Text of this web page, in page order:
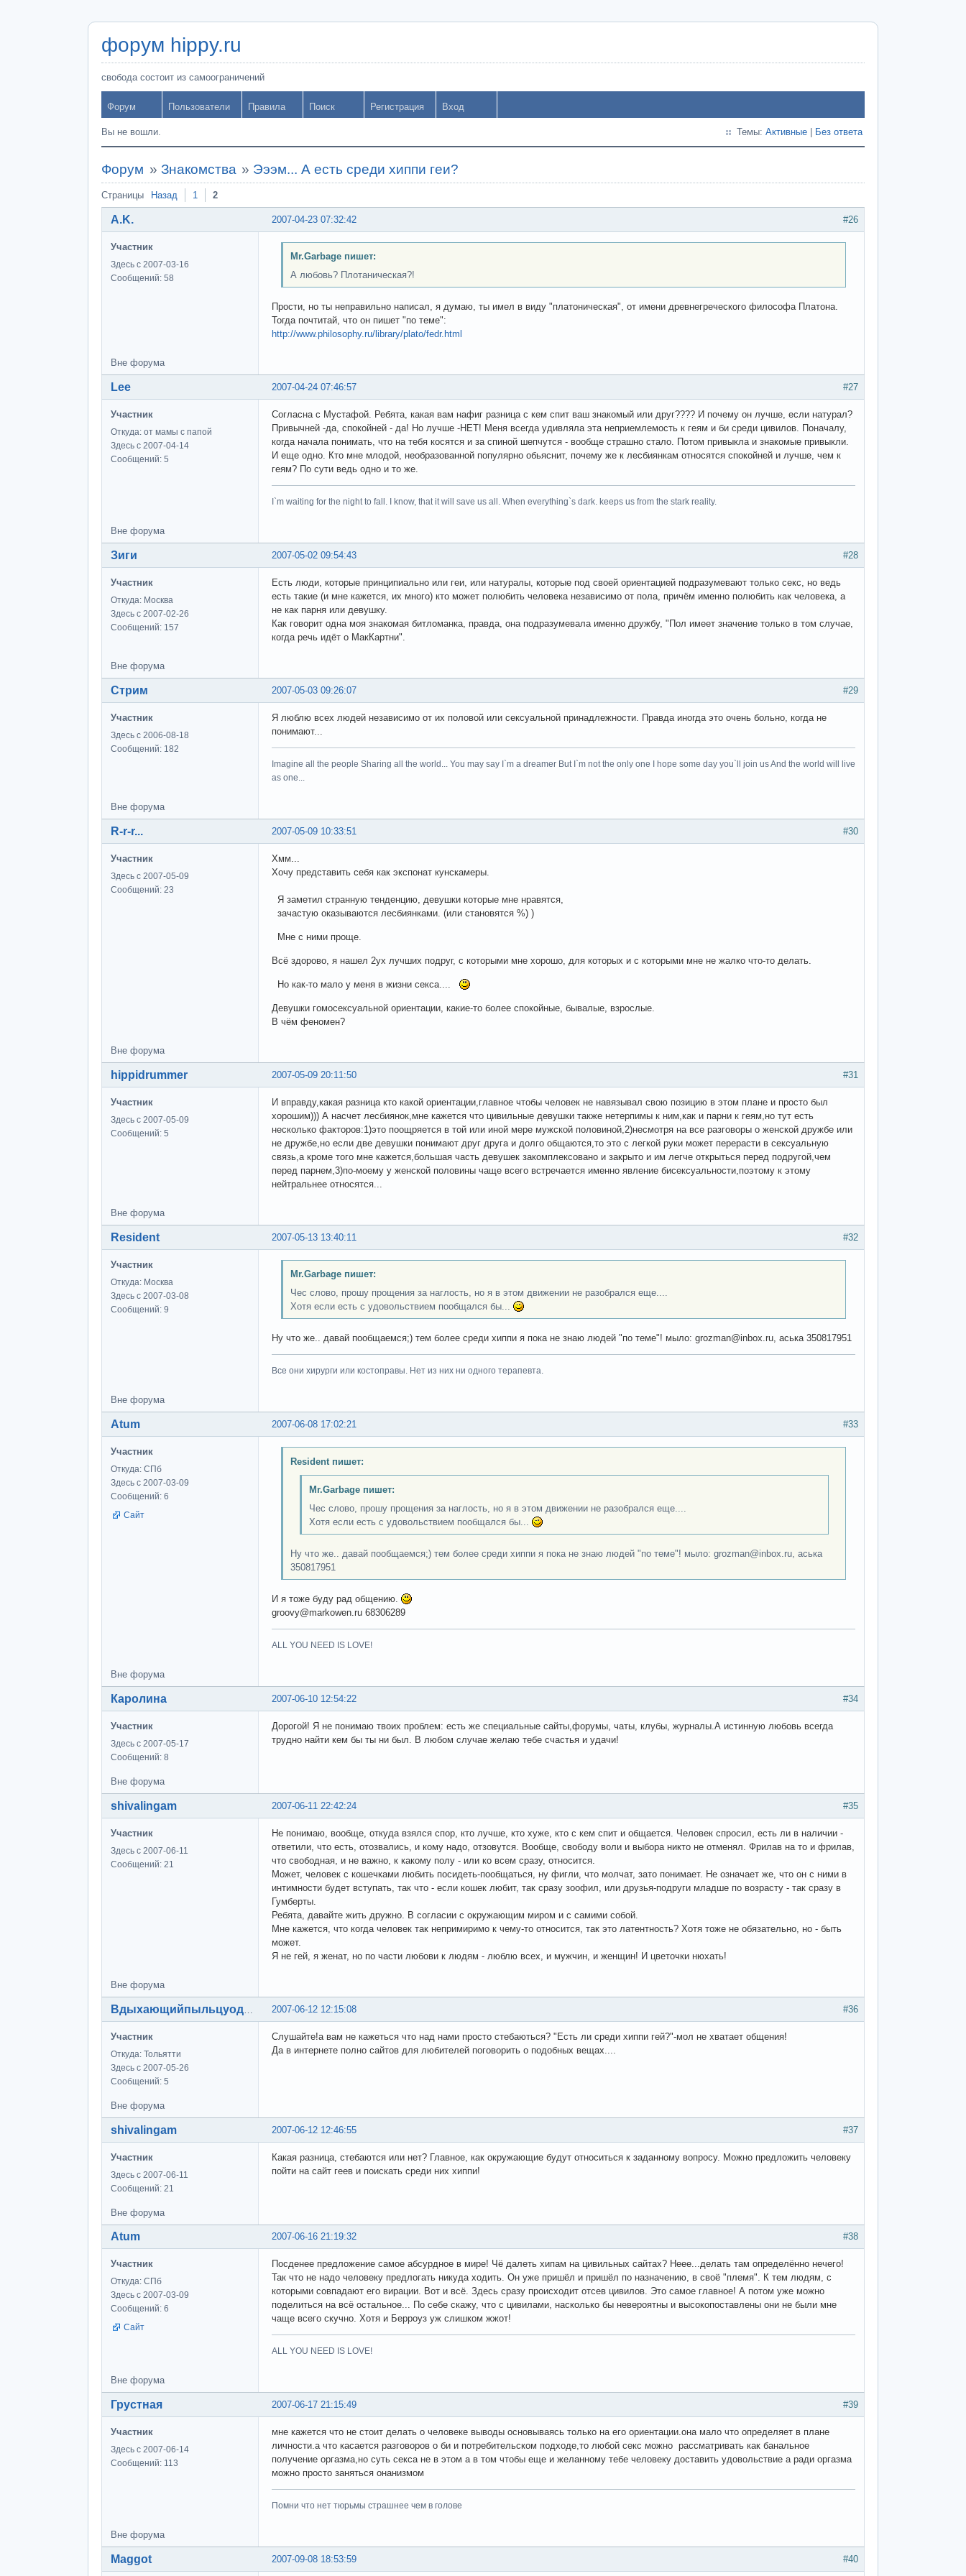
форум hippy.ru
свобода состоит из самоограничений
Форум Пользователи Правила Поиск Регистрация Вход
Вы не вошли. Темы: Активные Без ответа
Форум » Знакомства » Эээм... А есть среди хиппи геи?
Страницы Назад 1 2
#26
2007-04-23 07:32:42
A.K.
Участник
Здесь с 2007-03-16
Сообщений: 58
Mr.Garbage пишет:
А любовь? Плотаническая?!
Прости, но ты неправильно написал, я думаю, ты имел в виду "платоническая", от имени древнегреческого философа Платона.
Тогда почтитай, что он пишет "по теме":
http://www.philosophy.ru/library/plato/fedr.html
Вне форума
#27
2007-04-24 07:46:57
Lee
Участник
Откуда: от мамы с папой
Здесь с 2007-04-14
Сообщений: 5
Согласна с Мустафой. Ребята, какая вам нафиг разница с кем спит ваш знакомый или друг???? И почему он лучше, если натурал?
Привычней -да, спокойней - да! Но лучше -НЕТ! Меня всегда удивляла эта неприемлемость к геям и би среди цивилов. Поначалу,
когда начала понимать, что на тебя косятся и за спиной шепчутся - вообще страшно стало. Потом привыкла и знакомые привыкли.
И еще одно. Кто мне млодой, необразованной популярно обьяснит, почему же к лесбиянкам относятся спокойней и лучше, чем к
геям? По сути ведь одно и то же.
I`m waiting for the night to fall. I know, that it will save us all. When everything`s dark. keeps us from the stark reality.
Вне форума
#28
2007-05-02 09:54:43
Зиги
Участник
Откуда: Москва
Здесь с 2007-02-26
Сообщений: 157
Есть люди, которые принципиально или геи, или натуралы, которые под своей ориентацией подразумевают только секс, но ведь
есть такие (и мне кажется, их много) кто может полюбить человека независимо от пола, причём именно полюбить как человека, а
не как парня или девушку.
Как говорит одна моя знакомая битломанка, правда, она подразумевала именно дружбу, "Пол имеет значение только в том случае,
когда речь идёт о МакКартни".
Вне форума
#29
2007-05-03 09:26:07
Стрим
Участник
Здесь с 2006-08-18
Сообщений: 182
Я люблю всех людей независимо от их половой или сексуальной принадлежности. Правда иногда это очень больно, когда не
понимают...
Imagine all the people Sharing all the world... You may say I`m a dreamer But I`m not the only one I hope some day you`ll join us And the world will live
as one...
Вне форума
#30
2007-05-09 10:33:51
R-r-r...
Участник
Здесь с 2007-05-09
Сообщений: 23
Хмм...
Хочу представить себя как экспонат кунскамеры.
Я заметил странную тенденцию, девушки которые мне нравятся,
зачастую оказываются лесбиянками. (или становятся %) )
Мне с ними проще.
Всё здорово, я нашел 2ух лучших подруг, с которыми мне хорошо, для которых и с которыми мне не жалко что-то делать.
Но как-то мало у меня в жизни секса....
Девушки гомосексуальной ориентации, какие-то более спокойные, бывалые, взрослые.
В чём феномен?
Вне форума
#31
2007-05-09 20:11:50
hippidrummer
Участник
Здесь с 2007-05-09
Сообщений: 5
И вправду,какая разница кто какой ориентации,главное чтобы человек не навязывал свою позицию в этом плане и просто был
хорошим))) А насчет лесбиянок,мне кажется что цивильные девушки также нетерпимы к ним,как и парни к геям,но тут есть
несколько факторов:1)это поощряется в той или иной мере мужской половиной,2)несмотря на все разговоры о женской дружбе или
не дружбе,но если две девушки понимают друг друга и долго общаются,то это с легкой руки может перерасти в сексуальную
связь,а кроме того мне кажется,большая часть девушек закомплексовано и закрыто и им легче открыться перед подругой,чем
перед парнем,3)по-моему у женской половины чаще всего встречается именно явление бисексуальности,поэтому к этому
нейтральнее относятся...
Вне форума
#32
2007-05-13 13:40:11
Resident
Участник
Откуда: Москва
Здесь с 2007-03-08
Сообщений: 9
Mr.Garbage пишет:
Чес слово, прошу прощения за наглость, но я в этом движении не разобрался еще....
Хотя если есть с удовольствием пообщался бы...
Ну что же.. давай пообщаемся;) тем более среди хиппи я пока не знаю людей "по теме"! мыло: grozman@inbox.ru, аська 350817951
Все они хирурги или костоправы. Нет из них ни одного терапевта.
Вне форума
#33
2007-06-08 17:02:21
Atum
Участник
Откуда: СПб
Здесь с 2007-03-09
Сообщений: 6
Сайт
Resident пишет:
Mr.Garbage пишет:
Чес слово, прошу прощения за наглость, но я в этом движении не разобрался еще....
Хотя если есть с удовольствием пообщался бы...
Ну что же.. давай пообщаемся;) тем более среди хиппи я пока не знаю людей "по теме"! мыло: grozman@inbox.ru, аська
350817951
И я тоже буду рад общению.
groovy@markowen.ru 68306289
ALL YOU NEED IS LOVE!
Вне форума
#34
2007-06-10 12:54:22
Каролина
Участник
Здесь с 2007-05-17
Сообщений: 8
Дорогой! Я не понимаю твоих проблем: есть же специальные сайты,форумы, чаты, клубы, журналы.А истинную любовь всегда
трудно найти кем бы ты ни был. В любом случае желаю тебе счастья и удачи!
Вне форума
#35
2007-06-11 22:42:24
shivalingam
Участник
Здесь с 2007-06-11
Сообщений: 21
Не понимаю, вообще, откуда взялся спор, кто лучше, кто хуже, кто с кем спит и общается. Человек спросил, есть ли в наличии -
ответили, что есть, отозвались, и кому надо, отзовутся. Вообще, свободу воли и выбора никто не отменял. Фрилав на то и фрилав,
что свободная, и не важно, к какому полу - или ко всем сразу, относится.
Может, человек с кошечками любить посидеть-пообщаться, ну фигли, что молчат, зато понимает. Не означает же, что он с ними в
интимности будет вступать, так что - если кошек любит, так сразу зоофил, или друзья-подруги младше по возрасту - так сразу в
Гумберты.
Ребята, давайте жить дружно. В согласии с окружающим миром и с самими собой.
Мне кажется, что когда человек так непримиримо к чему-то относится, так это латентность? Хотя тоже не обязательно, но - быть
может.
Я не гей, я женат, но по части любови к людям - люблю всех, и мужчин, и женщин! И цветочки нюхать!
Вне форума
#36
2007-06-12 12:15:08
Участник
Откуда: Тольятти
Здесь с 2007-05-26
Сообщений: 5
Слушайте!а вам не кажеться что над нами просто стебаються? "Есть ли среди хиппи гей?"-мол не хватает общения!
Да в интернете полно сайтов для любителей поговорить о подобных вещах....
Вне форума
#37
2007-06-12 12:46:55
shivalingam
Участник
Здесь с 2007-06-11
Сообщений: 21
Какая разница, стебаются или нет? Главное, как окружающие будут относиться к заданному вопросу. Можно предложить человеку
пойти на сайт геев и поискать среди них хиппи!
Вне форума
#38
2007-06-16 21:19:32
Atum
Участник
Откуда: СПб
Здесь с 2007-03-09
Сообщений: 6
Сайт
Посденее предложение самое абсурдное в мире! Чё далеть хипам на цивильных сайтах? Неее...делать там определённо нечего!
Так что не надо человеку предлогать никуда ходить. Он уже пришёл и пришёл по назначению, в своё "племя". К тем людям, с
которыми совпадают его вирации. Вот и всё. Здесь сразу происходит отсев цивилов. Это самое главное! А потом уже можно
поделиться на всё остальное... По себе скажу, что с цивилами, насколько бы невероятны и высокопоставлены они не были мне
чаще всего скучно. Хотя и Берроуз уж слишком жжот!
ALL YOU NEED IS LOVE!
Вне форума
#39
2007-06-17 21:15:49
Грустная
Участник
Здесь с 2007-06-14
Сообщений: 113
мне кажется что не стоит делать о человеке выводы основываясь только на его ориентации.она мало что определяет в плане
личности.а что касается разговоров о би и потребительском подходе,то любой секс можно рассматривать как банальное
получение оргазма,но суть секса не в этом а в том чтобы еще и желанному тебе человеку доставить удовольствие а ради оргазма
можно просто заняться онанизмом
Помни что нет тюрьмы страшнее чем в голове
Вне форума
#40
2007-09-08 18:53:59
Maggot